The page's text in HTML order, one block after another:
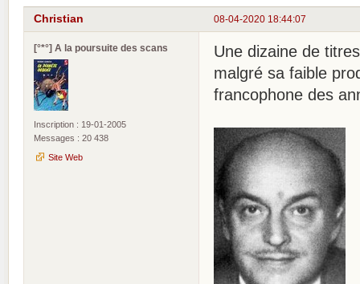
08-04-2020 18:44:07
Christian
[°*°] A la poursuite des scans
Inscription : 19-01-2005
Messages : 20 438
Site Web
Une dizaine de
malgré sa faible
francophone des